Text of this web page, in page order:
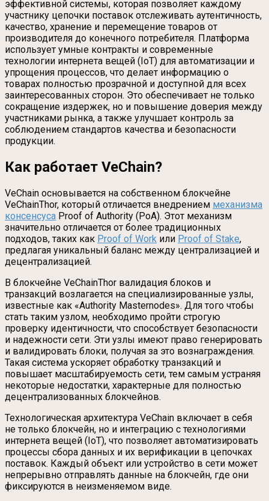
эффективной системы, которая позволяет каждому
участнику цепочки поставок отслеживать аутентичность,
качество, хранение и перемещение товаров от
производителя до конечного потребителя. Платформа
использует умные контракты и современные
технологии интернета вещей (IoT) для автоматизации и
упрощения процессов, что делает информацию о
товарах полностью прозрачной и доступной для всех
заинтересованных сторон. Это обеспечивает не только
сокращение издержек, но и повышение доверия между
участниками рынка, а также улучшает контроль за
соблюдением стандартов качества и безопасности
продукции.
Как работает VeChain?
VeChain основывается на собственном блокчейне
VeChainThor, который отличается внедрением механизма
консенсуса Proof of Authority (PoA). Этот механизм
значительно отличается от более традиционных
подходов, таких как Proof of Work или Proof of Stake,
предлагая уникальный баланс между централизацией и
децентрализацией.
В блокчейне VeChainThor валидация блоков и
транзакций возлагается на специализированные узлы,
известные как «Authority Masternodes». Для того чтобы
стать таким узлом, необходимо пройти строгую
проверку идентичности, что способствует безопасности
и надежности сети. Эти узлы имеют право генерировать
и валидировать блоки, получая за это вознаграждения.
Такая система ускоряет обработку транзакций и
повышает масштабируемость сети, тем самым устраняя
некоторые недостатки, характерные для полностью
децентрализованных блокчейнов.
Технологическая архитектура VeChain включает в себя
не только блокчейн, но и интеграцию с технологиями
интернета вещей (IoT), что позволяет автоматизировать
процессы сбора данных и их верификации в цепочках
поставок. Каждый объект или устройство в сети может
непрерывно отправлять данные на блокчейн, где они
фиксируются в неизменяемом виде.